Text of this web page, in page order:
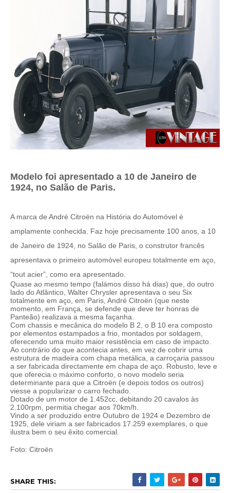
Modelo foi apresentado a 10 de Janeiro de
1924, no Salão de Paris.
A marca de André Citroën na História do Automóvel é
amplamente conhecida. Faz hoje precisamente 100 anos, a 10
de Janeiro de 1924, no Salão de Paris, o construtor francês
apresentava o primeiro automóvel europeu totalmente em aço,
“tout acier”, como era apresentado.
Quase ao mesmo tempo (falámos disso há dias) que, do outro
lado do Atlântico, Walter Chrysler apresentava o seu Six
totalmente em aço, em Paris, André Citroën (que neste
momento, em França, se defende que deve ter honras de
Panteão) realizava a mesma façanha.
Com chassis e mecânica do modelo B 2, o B 10 era composto
por elementos estampados a frio, montados por soldagem,
oferecendo uma muito maior resistência em caso de impacto.
Ao contrário do que acontecia antes, em vez de cobrir uma
estrutura de madeira com chapa metálica, a carroçaria passou
a ser fabricada directamente em chapa de aço. Robusto, leve e
que oferecia o máximo conforto, o novo modelo seria
determinante para que a Citroën (e depois todos os outros)
viesse a popularizar o carro fechado.
Dotado de um motor de 1.452cc, debitando 20 cavalos às
2.100rpm, permitia chegar aos 70km/h.
Vindo a ser produzido entre Outubro de 1924 e Dezembro de
1925, dele viriam a ser fabricados 17.259 exemplares, o que
ilustra bem o seu êxito comercial.
Foto: Citroën
SHARE THIS: